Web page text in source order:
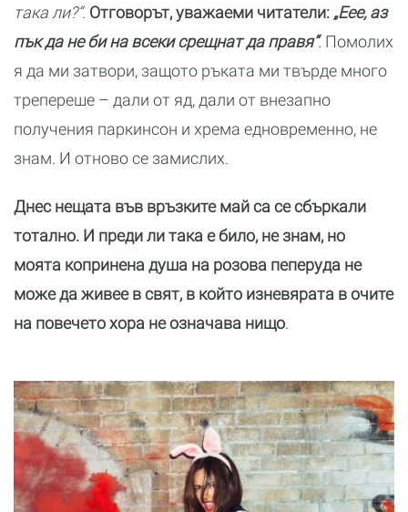
така ли?“. Отговорът, уважаеми читатели: „Еее, аз
пък да не би на всеки срещнат да правя“. Помолих
я да ми затвори, защото ръката ми твърде много
трепереше – дали от яд, дали от внезапно
получения паркинсон и хрема едновременно, не
знам. И отново се замислих.
Днес нещата във връзките май са се сбъркали
тотално. И преди ли така е било, не знам, но
моята копринена душа на розова пеперуда не
може да живее в свят, в който изневярата в очите
на повечето хора не означава нищо.